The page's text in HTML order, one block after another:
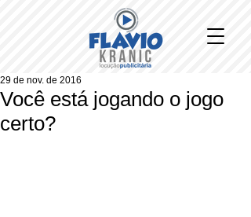
Você está jogando o jogo
certo?
29 de nov. de 2016